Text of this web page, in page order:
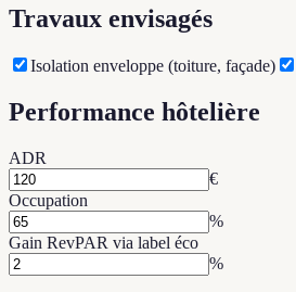
Travaux envisagés
Isolation enveloppe (toiture, façade)
Performance hôtelière
ADR
€
Occupation
%
Gain RevPAR via label éco
%